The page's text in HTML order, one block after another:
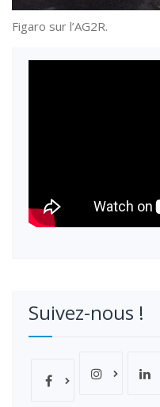
Figaro sur l’AG2R.
Suivez-nous !